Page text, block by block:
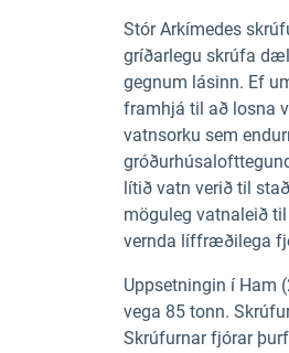
Stór Arkímedes
gríðarlegu skrúfa
gegnum lásinn. Ef
framhjá til að losna
vatnsorku sem
lítið vatn verið til
möguleg vatnaleið
vernda líffræðilega
Uppsetningin í Ham
vega 85 tonn.
Skrúfurnar fjórar